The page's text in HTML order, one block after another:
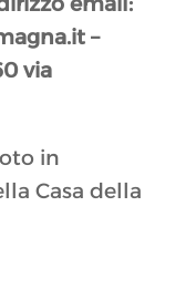
–
via
in
Casa della